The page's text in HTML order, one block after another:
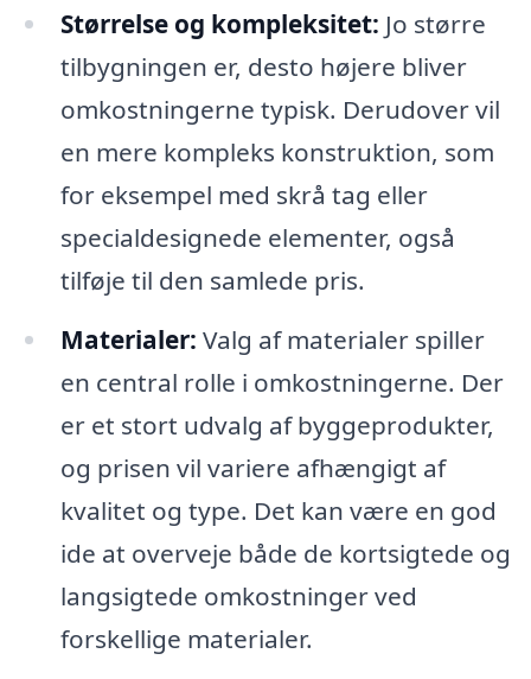
Størrelse og kompleksitet: Jo større
tilbygningen er, desto højere bliver
omkostningerne typisk. Derudover vil
en mere kompleks konstruktion, som
for eksempel med skrå tag eller
specialdesignede elementer, også
tilføje til den samlede pris.
Materialer: Valg af materialer spiller
en central rolle i omkostningerne. Der
er et stort udvalg af byggeprodukter,
og prisen vil variere afhængigt af
kvalitet og type. Det kan være en god
ide at overveje både de kortsigtede og
langsigtede omkostninger ved
forskellige materialer.